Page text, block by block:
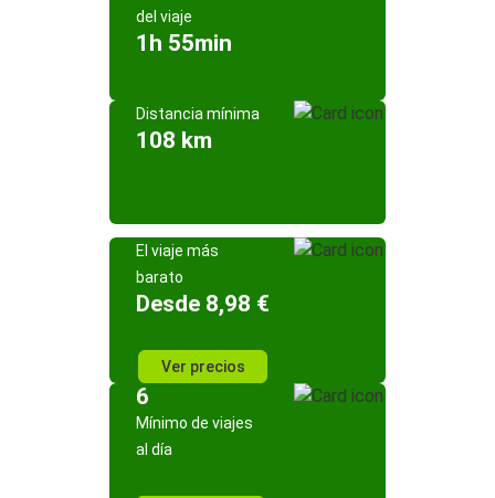
del viaje
1h 55min
Distancia mínima
108 km
El viaje más
barato
Desde 8,98 €
Ver precios
6
Mínimo de viajes
al día